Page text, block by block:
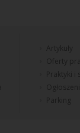
Artykuły
Oferty
Praktyki
Parking